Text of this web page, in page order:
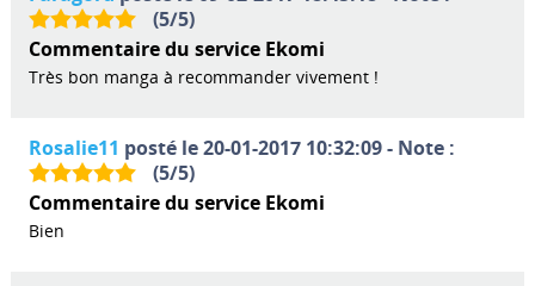
(5/5)
Commentaire du service Ekomi
Très bon manga à recommander vivement !
Rosalie11 posté le 20-01-2017 10:32:09 - Note :
(5/5)
Commentaire du service Ekomi
Bien